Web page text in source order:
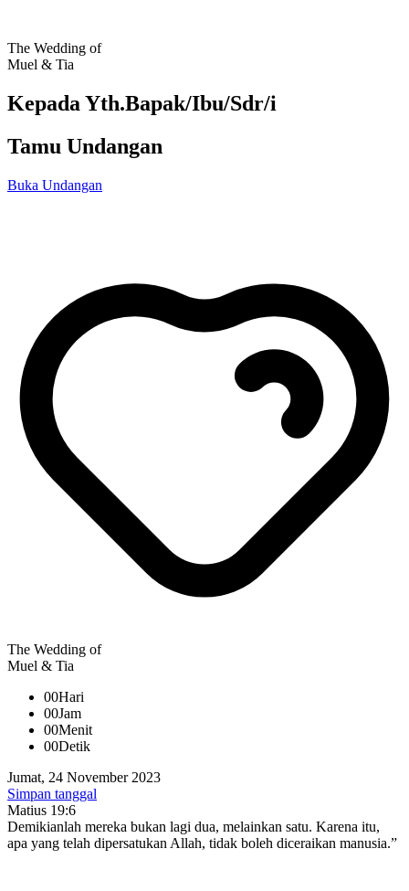
The Wedding of
Muel & Tia
Kepada Yth.Bapak/Ibu/Sdr/i
Tamu Undangan
Buka Undangan
The Wedding of
Muel & Tia
00Hari
00Jam
00Menit
00Detik
Jumat, 24 November 2023
Simpan tanggal
Matius 19:6
Demikianlah mereka bukan lagi dua, melainkan satu. Karena itu,
apa yang telah dipersatukan Allah, tidak boleh diceraikan manusia.”